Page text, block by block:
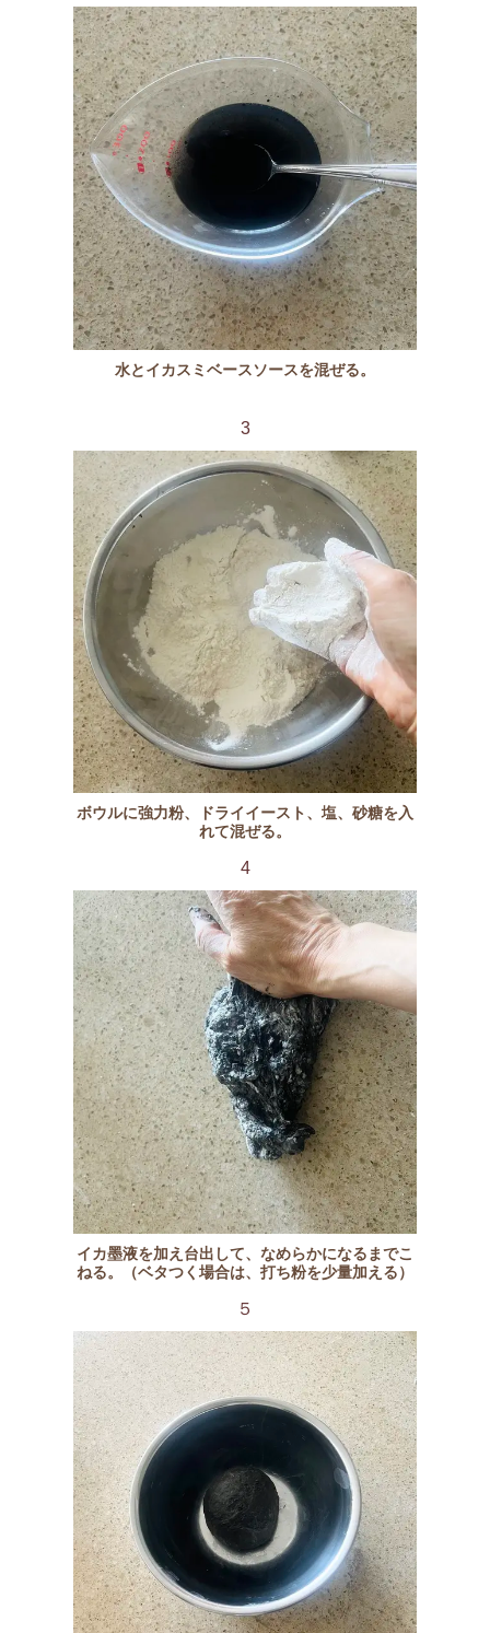
水とイカスミベースソースを混ぜる。
3
ボウルに強力粉、ドライイースト、塩、砂糖を入
れて混ぜる。
4
イカ墨液を加え台出して、なめらかになるまでこ
ねる。（ベタつく場合は、打ち粉を少量加える）
５